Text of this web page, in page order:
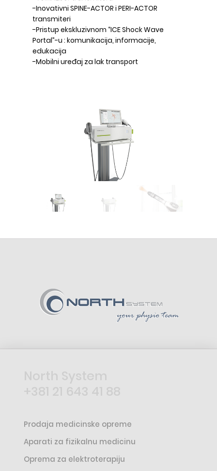
-Inovativni SPINE-ACTOR i PERI-ACTOR
transmiteri
-Pristup ekskluzivnom “ICE Shock Wave
Portal”-u : komunikacija, informacije,
edukacija
-Mobilni uređaj za lak transport
Prodaja medicinske opreme
Aparati za fizikalnu medicinu
Oprema za elektroterapiju